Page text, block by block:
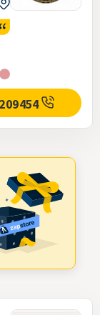
072-3209454